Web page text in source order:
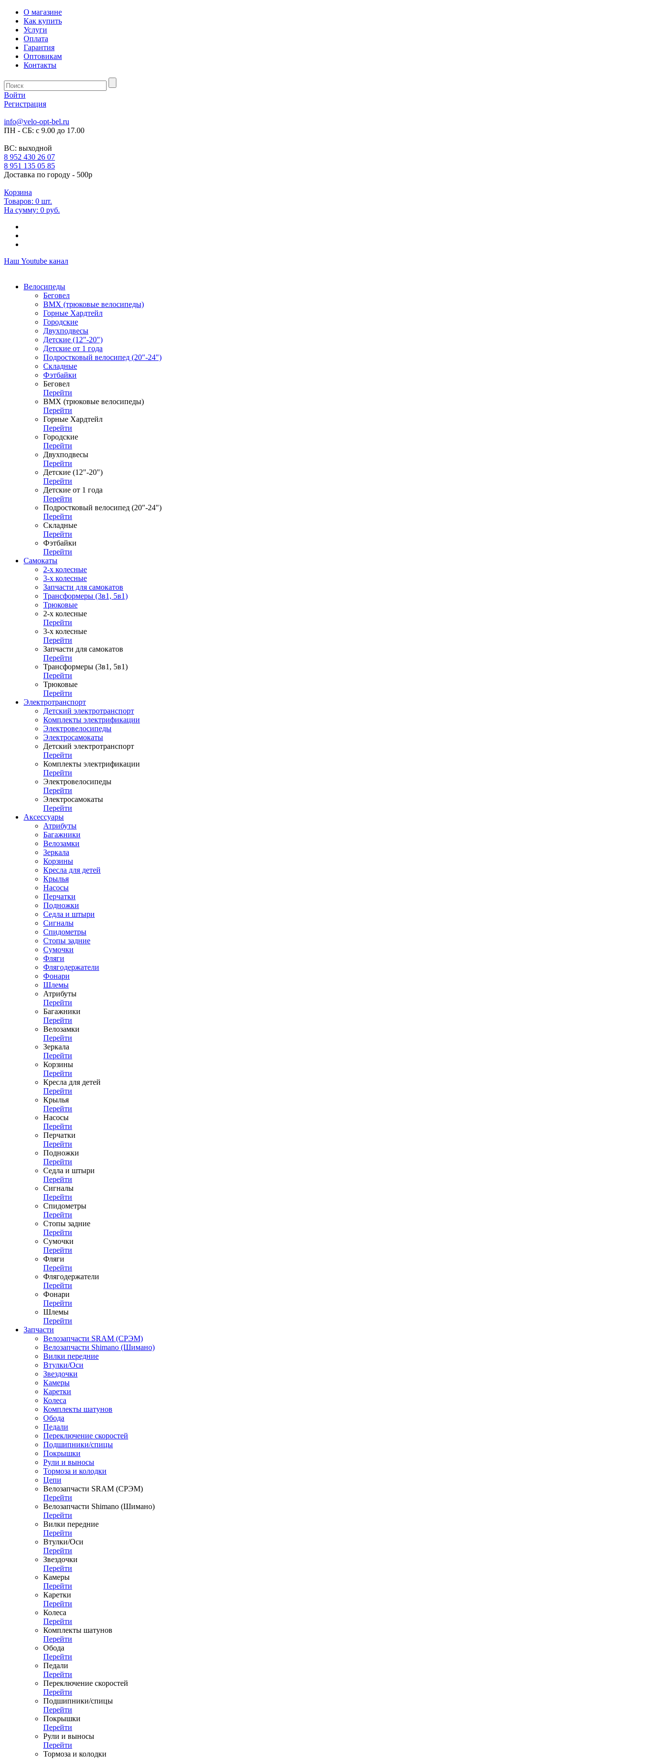
О магазине
Как купить
Услуги
Оплата
Гарантия
Оптовикам
Контакты
Войти
Регистрация
info@velo-opt-bel.ru
ПН - СБ: с 9.00 до 17.00
ВС: выходной
8 952 430 26 07
8 951 135 05 85
Доставка по городу - 500р
Корзина
Товаров: 0 шт.
На сумму: 0 руб.
Наш Youtube канал
Велосипеды
Беговел
ВМХ (трюковые велосипеды)
Горные Хардтейл
Городские
Двухподвесы
Детские (12"-20")
Детские от 1 года
Подростковый велосипед (20"-24")
Складные
Фэтбайки
Беговел
Перейти
ВМХ (трюковые велосипеды)
Перейти
Горные Хардтейл
Перейти
Городские
Перейти
Двухподвесы
Перейти
Детские (12"-20")
Перейти
Детские от 1 года
Перейти
Подростковый велосипед (20"-24")
Перейти
Складные
Перейти
Фэтбайки
Перейти
Самокаты
2-х колесные
3-х колесные
Запчасти для самокатов
Трансформеры (3в1, 5в1)
Трюковые
2-х колесные
Перейти
3-х колесные
Перейти
Запчасти для самокатов
Перейти
Трансформеры (3в1, 5в1)
Перейти
Трюковые
Перейти
Электротранспорт
Детский электротранспорт
Комплекты электрификации
Электровелосипеды
Электросамокаты
Детский электротранспорт
Перейти
Комплекты электрификации
Перейти
Электровелосипеды
Перейти
Электросамокаты
Перейти
Аксессуары
Атрибуты
Багажники
Велозамки
Зеркала
Корзины
Кресла для детей
Крылья
Насосы
Перчатки
Подножки
Седла и штыри
Сигналы
Спидометры
Стопы задние
Сумочки
Фляги
Флягодержатели
Фонари
Шлемы
Атрибуты
Перейти
Багажники
Перейти
Велозамки
Перейти
Зеркала
Перейти
Корзины
Перейти
Кресла для детей
Перейти
Крылья
Перейти
Насосы
Перейти
Перчатки
Перейти
Подножки
Перейти
Седла и штыри
Перейти
Сигналы
Перейти
Спидометры
Перейти
Стопы задние
Перейти
Сумочки
Перейти
Фляги
Перейти
Флягодержатели
Перейти
Фонари
Перейти
Шлемы
Перейти
Запчасти
Велозапчасти SRAM (СРЭМ)
Велозапчасти Shimano (Шимано)
Вилки передние
Втулки/Оси
Звездочки
Камеры
Каретки
Колеса
Комплекты шатунов
Обода
Педали
Переключение скоростей
Подшипники/спицы
Покрышки
Рули и выносы
Тормоза и колодки
Цепи
Велозапчасти SRAM (СРЭМ)
Перейти
Велозапчасти Shimano (Шимано)
Перейти
Вилки передние
Перейти
Втулки/Оси
Перейти
Звездочки
Перейти
Камеры
Перейти
Каретки
Перейти
Колеса
Перейти
Комплекты шатунов
Перейти
Обода
Перейти
Педали
Перейти
Переключение скоростей
Перейти
Подшипники/спицы
Перейти
Покрышки
Перейти
Рули и выносы
Перейти
Тормоза и колодки